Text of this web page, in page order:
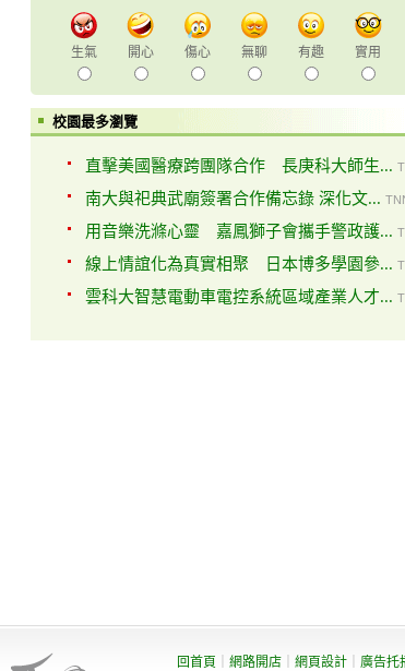
生氣 開心 傷心 無聊 有趣 實用
校園最多瀏覽
直擊美國醫療跨團隊合作 長庚科大師生...
南大與祀典武廟簽署合作備忘錄 深化文...
用音樂洗滌心靈 嘉鳳獅子會攜手警政護...
線上情誼化為真實相聚 日本博多學園參...
雲科大智慧電動車電控系統區域產業人才...
回首頁 網路開店 網頁設計 廣告托